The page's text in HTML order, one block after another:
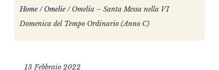
Home /Omelie /Omelia – Santa Messa nella VI
Domenica del Tempo Ordinario (Anno C)
13 Febbraio 2022